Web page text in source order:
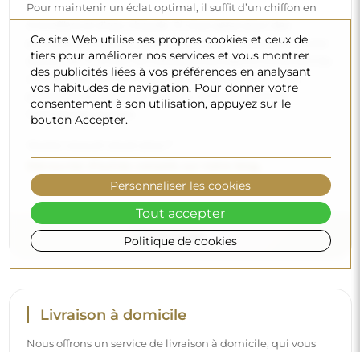
Pour maintenir un éclat optimal, il suffit d’un chiffon en
produits spécifiques, veillez à ce qu’ils aient un pH neutre
(autour de 7). Évitez les nettoyants puissants contenant du
vinaigre, de l’ammoniaque ou des acides forts – cela
permettra de conserver un beau reflet pendant de
nombreuses années.
Livraison à domicile
Nous offrons un service de livraison à domicile, qui vous
Ce site Web utilise ses propres cookies et ceux de
tiers pour améliorer nos services et vous montrer
des publicités liées à vos préférences en analysant
vos habitudes de navigation. Pour donner votre
consentement à son utilisation, appuyez sur le
bouton Accepter.
Politique de cookies
Personnaliser les cookies
Tout accepter